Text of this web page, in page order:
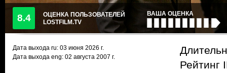
8.4
ОЦЕНКА ПОЛЬЗОВАТЕЛЕЙ
LOSTFILM.TV
ВАША ОЦЕНКА
Дата выхода ru: 03 июня 2026 г.
Дата выхода eng: 02 августа 2007 г.
Рейтинг